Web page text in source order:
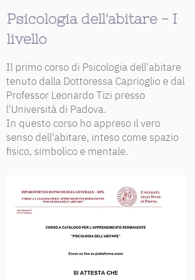
Psicologia dell'abitare - I
livello
Il primo corso di Psicologia dell'abitare
tenuto dalla Dottoressa Caprioglio e dal
Professor Leonardo Tizi presso
l'Università di Padova.
In questo corso ho appreso il vero
senso dell'abitare, inteso come spazio
fisico, simbolico e mentale.